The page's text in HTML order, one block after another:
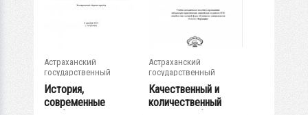
Астраханский
государственный
университет
История,
современные
Астраханский
государственный
университет
Качественный и
количественный